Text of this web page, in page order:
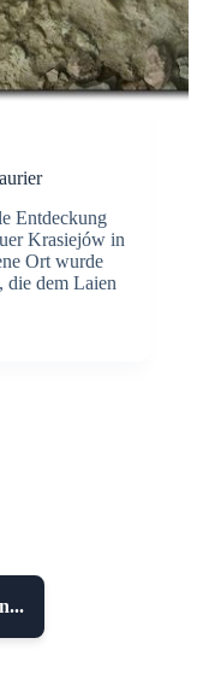
Entdeckung
Krasiejów in
Ort wurde
die dem Laien